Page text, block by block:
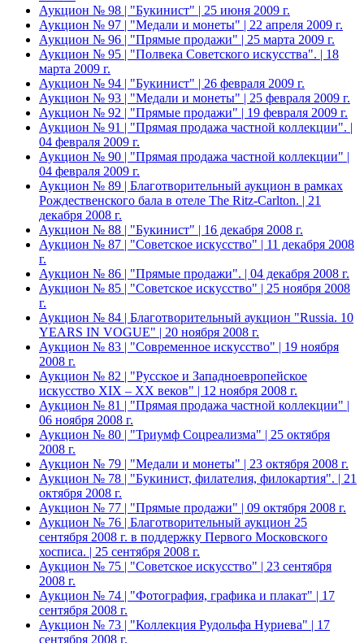
Аукцион № 98 | "Букинист" | 25 июня 2009 г.
Аукцион № 97 | "Медали и монеты" | 22 апреля 2009 г.
Аукцион № 96 | "Прямые продажи" | 25 марта 2009 г.
Аукцион № 95 | "Полвека Советского искусства". | 18
марта 2009 г.
Аукцион № 94 | "Букинист" | 26 февраля 2009 г.
Аукцион № 93 | "Медали и монеты" | 25 февраля 2009 г.
Аукцион № 92 | "Прямые продажи" | 19 февраля 2009 г.
Аукцион № 91 | "Прямая продажа частной коллекции". |
04 февраля 2009 г.
Аукцион № 90 | "Прямая продажа частной коллекции" |
04 февраля 2009 г.
Аукцион № 89 | Благотворительный аукцион в рамках
Рождественского бала в отеле The Ritz-Carlton. | 21
декабря 2008 г.
Аукцион № 88 | "Букинист" | 16 декабря 2008 г.
Аукцион № 87 | "Советское искусство" | 11 декабря 2008
г.
Аукцион № 86 | "Прямые продажи". | 04 декабря 2008 г.
Аукцион № 85 | "Советское искусство" | 25 ноября 2008
г.
Аукцион № 84 | Благотворительный аукцион "Russia. 10
YEARS IN VOGUE" | 20 ноября 2008 г.
Аукцион № 83 | "Современное искусство" | 19 ноября
2008 г.
Аукцион № 82 | "Русское и Западноевропейское
искусство XIX – ХХ веков" | 12 ноября 2008 г.
Аукцион № 81 | "Прямая продажа частной коллекции" |
06 ноября 2008 г.
Аукцион № 80 | "Триумф Соцреализма" | 25 октября
2008 г.
Аукцион № 79 | "Медали и монеты" | 23 октября 2008 г.
Аукцион № 78 | "Букинист, филателия, филокартия". | 21
октября 2008 г.
Аукцион № 77 | "Прямые продажи" | 09 октября 2008 г.
Аукцион № 76 | Благотворительный аукцион 25
сентября 2008 г. в поддержку Первого Московского
хосписа. | 25 сентября 2008 г.
Аукцион № 75 | "Советское искусство" | 23 сентября
2008 г.
Аукцион № 74 | "Фотография, графика и плакат" | 17
сентября 2008 г.
Аукцион № 73 | "Коллекция Рудольфа Нуриева" | 17
сентября 2008 г.